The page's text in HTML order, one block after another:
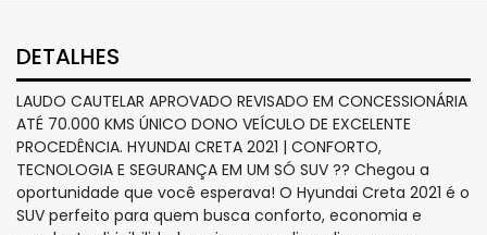
DETALHES
LAUDO CAUTELAR APROVADO REVISADO EM CONCESSIONÁRIA
ATÉ 70.000 KMS ÚNICO DONO VEÍCULO DE EXCELENTE
PROCEDÊNCIA. HYUNDAI CRETA 2021 | CONFORTO,
TECNOLOGIA E SEGURANÇA EM UM SÓ SUV ?? Chegou a
oportunidade que você esperava! O Hyundai Creta 2021 é o
SUV perfeito para quem busca conforto, economia e